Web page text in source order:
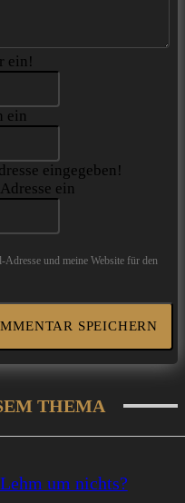
ein!
ein
eingegeben!
ein
und meine Website für den
THEMA
um nichts?